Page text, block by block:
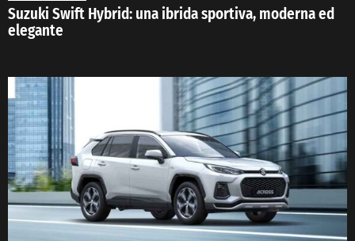
Suzuki Swift Hybrid: una ibrida sportiva, moderna ed
elegante